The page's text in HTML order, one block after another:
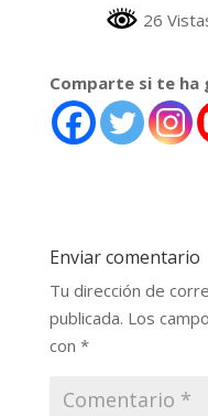
26
Comparte si te ha
Enviar comentario
Tu dirección de
publicada. Los
con *